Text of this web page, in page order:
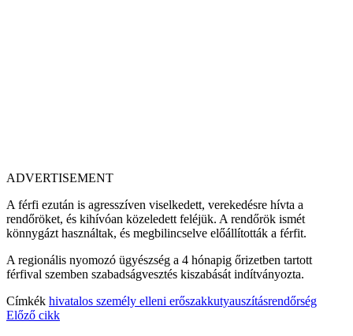
ADVERTISEMENT
A férfi ezután is agresszíven viselkedett, verekedésre hívta a
rendőröket, és kihívóan közeledett feléjük. A rendőrök ismét
könnygázt használtak, és megbilincselve előállították a férfit.
A regionális nyomozó ügyészség a 4 hónapig őrizetben tartott
férfival szemben szabadságvesztés kiszabását indítványozta.
Címkék hivatalos személy elleni erőszakkutyauszításrendőrség
Előző cikk